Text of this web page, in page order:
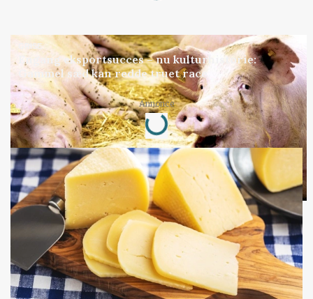
GRISE
Engang eksportsucces – nu kulturhistorie:
Gammel sæd kan redde truet race
Annonce
Loading...